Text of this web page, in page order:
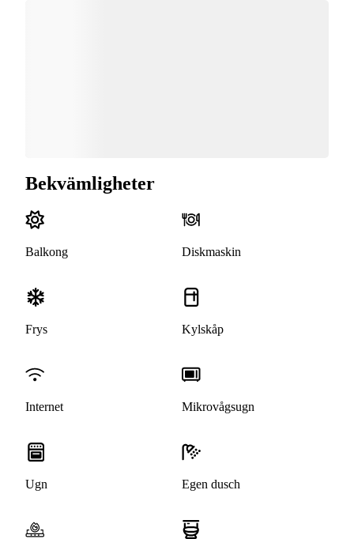
Bekvämligheter
Balkong Diskmaskin
Frys Kylskåp
Internet Mikrovågsugn
Ugn Egen dusch